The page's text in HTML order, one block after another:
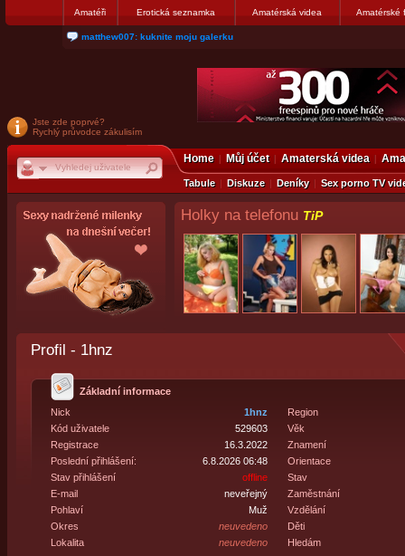
Amatéři Erotická seznamka Amatérská videa Amatérské
matthew007: kuknite moju galerku
Jste zde poprvé?
Rychlý průvodce zákulisím
Home Můj účet Amaterská videa
Tabule Diskuze Deníky Sex porno TV
Holky na telefonu TiP
Profil - 1hnz
Základní informace
Nick
1hnz
Kód uživatele
529603
Registrace
16.3.2022
Poslední přihlášení:
6.8.2026 06:48
Stav přihlášení
offline
E-mail
neveřejný
Pohlaví
Muž
Okres
neuvedeno
Lokalita
neuvedeno
Region
Věk
Znamení
Orientace
Stav
Zaměstnání
Vzdělání
Děti
Hledám